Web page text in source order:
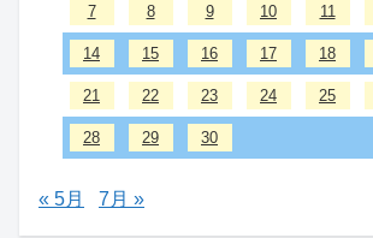
7 8 9 10 11
14 15 16 17 18
21 22 23 24 25
28 29 30
« 5月 7月 »